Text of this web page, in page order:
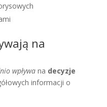
na
wpływana decyzje
informacji o